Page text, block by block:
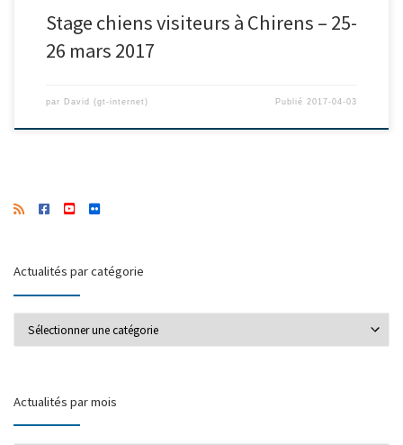
Stage chiens visiteurs à Chirens – 25-
26 mars 2017
par David (gt-internet) Publié 2017-04-03
Actualités par catégorie
Actualités par mois